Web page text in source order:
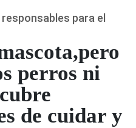
para el
perros ni
de cuidar y